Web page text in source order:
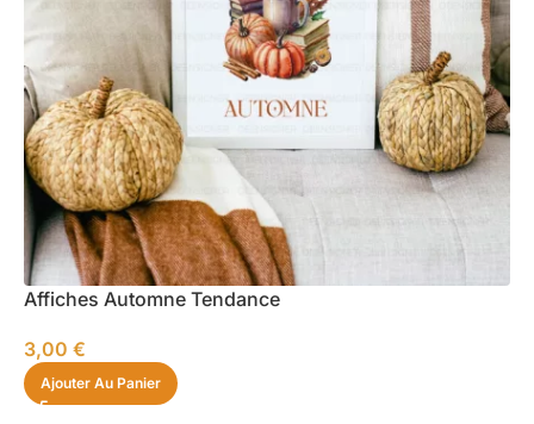
Affiches Automne Tendance
3,00 €
Ajouter Au Panier